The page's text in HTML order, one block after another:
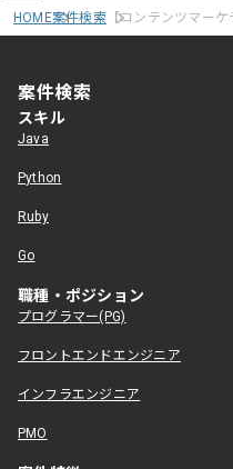
HOME案件検索【コンテンツマー
案件検索
スキル
Java
Python
Ruby
Go
職種・ポジション
プログラマー(PG)
フロントエンドエンジニア
インフラエンジニア
PMO